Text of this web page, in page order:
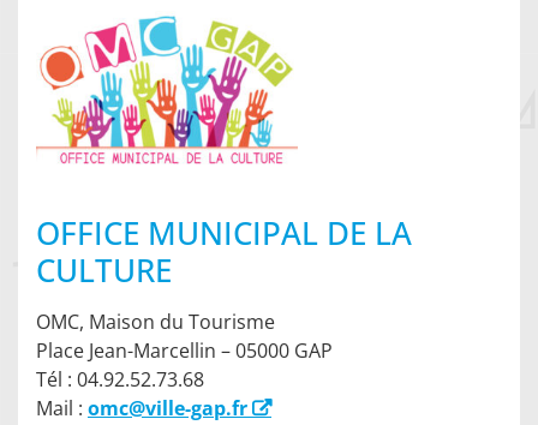
OFFICE MUNICIPAL DE LA
CULTURE
OMC, Maison du Tourisme
Place Jean-Marcellin – 05000 GAP
Tél : 04.92.52.73.68
Mail : omc@ville-gap.fr